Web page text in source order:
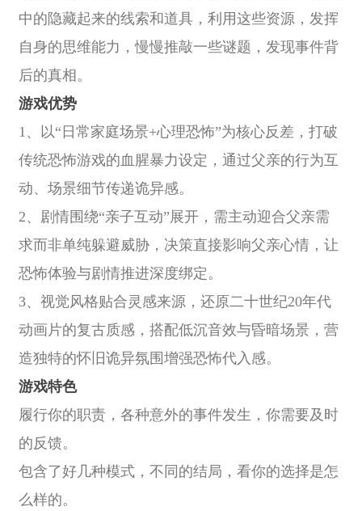
中的隐藏起来的线索和道具，利用这些资源，发挥
自身的思维能力，慢慢推敲一些谜题，发现事件背
后的真相。
游戏优势
1、以“日常家庭场景+心理恐怖”为核心反差，打破
传统恐怖游戏的血腥暴力设定，通过父亲的行为互
动、场景细节传递诡异感。
2、剧情围绕“亲子互动”展开，需主动迎合父亲需
求而非单纯躲避威胁，决策直接影响父亲心情，让
恐怖体验与剧情推进深度绑定。
3、视觉风格贴合灵感来源，还原二十世纪20年代
动画片的复古质感，搭配低沉音效与昏暗场景，营
造独特的怀旧诡异氛围增强恐怖代入感。
游戏特色
履行你的职责，各种意外的事件发生，你需要及时
的反馈。
包含了好几种模式，不同的结局，看你的选择是怎
么样的。